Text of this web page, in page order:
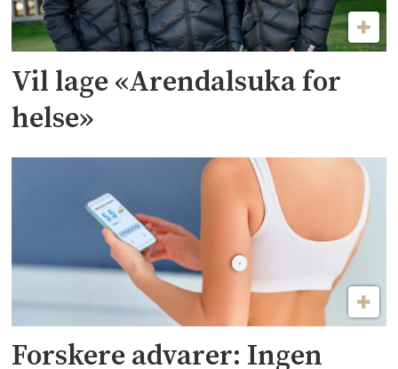
Vil lage «Arendalsuka for
helse»
Forskere advarer: Ingen